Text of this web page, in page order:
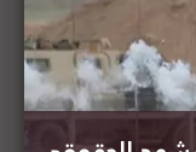
العالم